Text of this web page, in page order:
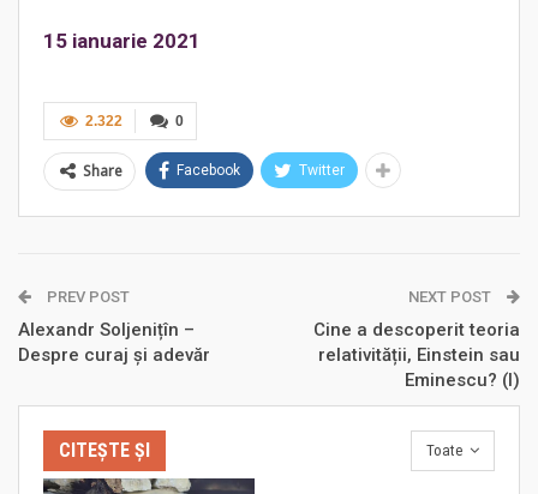
15 ianuarie 2021
0
2.322
Share Facebook Twitter
PREV POST
Alexandr Soljenițîn –
Despre curaj și adevăr
NEXT POST
Cine a descoperit teoria
relativității, Einstein sau
Eminescu? (I)
Toate
CITEȘTE ȘI